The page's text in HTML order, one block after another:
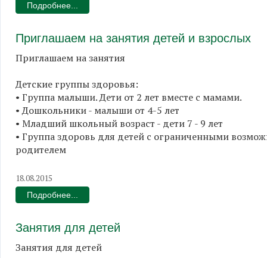
Подробнее...
Приглашаем на занятия детей и взрослых
Приглашаем на занятия
Детские группы здоровья:
• Группа малыши. Дети от 2 лет вместе с мамами.
• Дошкольники - малыши от 4-5 лет
• Младший школьный возраст - дети 7 - 9 лет
• Группа здоровь для детей с ограниченными
родителем
18.08.2015
Подробнее...
Занятия для детей
Занятия для детей